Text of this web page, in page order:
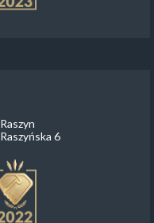
Raszyn
Raszyńska 6